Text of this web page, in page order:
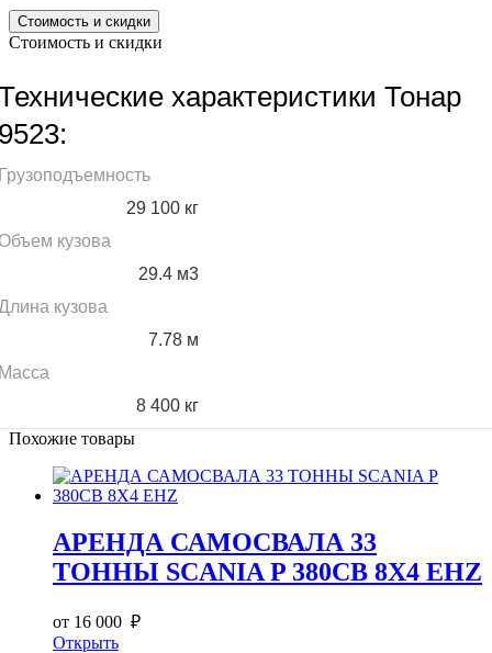
Стоимость и скидки
Стоимость и скидки
характеристики Тонар
29 100 кг
кузова
29.4 м3
кузова
7.78 м
8 400 кг
Похожие товары
АРЕНДА САМОСВАЛА 33
ТОННЫ SCANIA P 380CB 8Х4 EHZ
от 16 000 ₽
Открыть